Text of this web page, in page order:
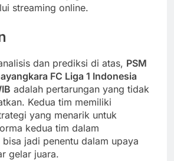
streaming online.
dan prediksi di atas, PSM
FC Liga 1 Indonesia
adalah pertarungan yang tidak
Kedua tim memiliki
yang menarik untuk
kedua tim dalam
jadi penentu dalam upaya
gelar juara.